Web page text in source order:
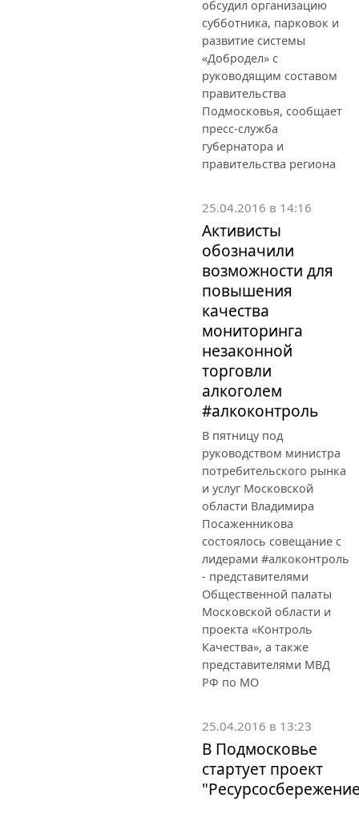
обсудил организацию
субботника, парковок и
развитие системы
«Добродел» с
руководящим составом
правительства
Подмосковья, сообщает
пресс-служба
губернатора и
правительства региона
25.04.2016 в 14:16
Активисты
обозначили
возможности для
повышения
качества
мониторинга
незаконной
торговли
алкоголем
#алкоконтроль
В пятницу под
руководством министра
потребительского рынка
и услуг Московской
области Владимира
Посаженникова
состоялось совещание с
лидерами #алкоконтроль
- представителями
Общественной палаты
Московской области и
проекта «Контроль
Качества», а также
представителями МВД
РФ по МО
25.04.2016 в 13:23
В Подмосковье
стартует проект